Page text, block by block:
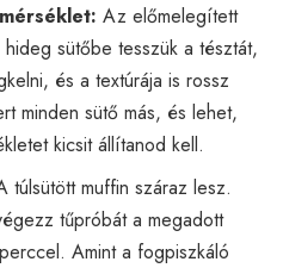
Az előmelegített
sütőbe tesszük a tésztát,
és a textúrája is rossz
minden sütő más, és lehet,
kicsit állítanod kell.
túlsütött muffin száraz lesz.
tűpróbát a megadott
Amint a fogpiszkáló